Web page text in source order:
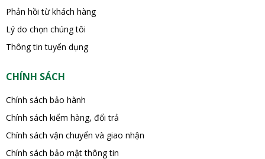
Phản hồi từ khách hàng
Lý do chọn chúng tôi
Thông tin tuyển dụng
CHÍNH SÁCH
Chính sách bảo hành
Chính sách kiểm hàng, đổi trả
Chính sách vận chuyển và giao nhận
Chính sách bảo mật thông tin